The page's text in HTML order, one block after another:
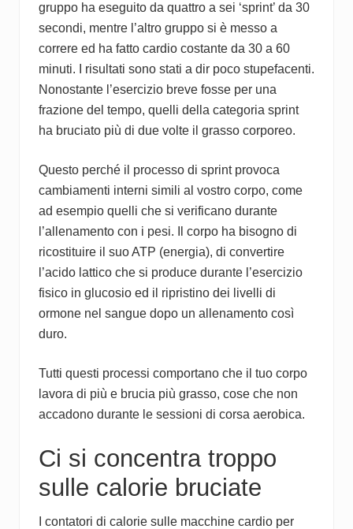
gruppo ha eseguito da quattro a sei ‘sprint’ da 30
secondi, mentre l’altro gruppo si è messo a
correre ed ha fatto cardio costante da 30 a 60
minuti. I risultati sono stati a dir poco stupefacenti.
Nonostante l’esercizio breve fosse per una
frazione del tempo, quelli della categoria sprint
ha bruciato più di due volte il grasso corporeo.
Questo perché il processo di sprint provoca
cambiamenti interni simili al vostro corpo, come
ad esempio quelli che si verificano durante
l’allenamento con i pesi. Il corpo ha bisogno di
ricostituire il suo ATP (energia), di convertire
l’acido lattico che si produce durante l’esercizio
fisico in glucosio ed il ripristino dei livelli di
ormone nel sangue dopo un allenamento così
duro.
Tutti questi processi comportano che il tuo corpo
lavora di più e brucia più grasso, cose che non
accadono durante le sessioni di corsa aerobica.
Ci si concentra troppo
sulle calorie bruciate
I contatori di calorie sulle macchine cardio per